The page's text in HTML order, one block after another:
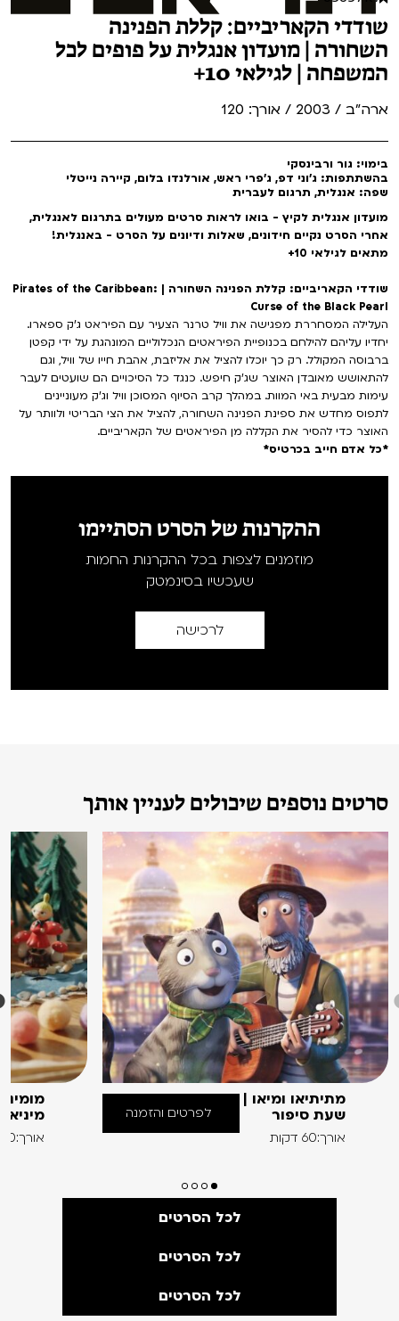
שודדי הקאריביים: קללת הפנינה
השחורה | מועדון אנגלית על פופים לכל
המשפחה | לגילאי 10+
ארה"ב / 2003 / אורך: 120
בימוי: גור ורבינסקי
בהשתתפות: ג'וני דפ, ג'פרי ראש, אורלנדו בלום, קיירה נייטלי
שפה: אנגלית, תרגום לעברית
מועדון אנגלית לקיץ - בואו לראות סרטים מעולים בתרגום לאנגלית,
אחרי הסרט נקיים חידונים, שאלות ודיונים על הסרט - באנגלית!
מתאים לגילאי 10+
שודדי הקאריביים: קללת הפנינה השחורה | Pirates of the Caribbean:
Curse of the Black Pearl
העלילה המסחררת מפגישה את וויל טרנר הצעיר עם הפיראט ג'ק ספארו.
יחדיו עליהם להילחם בכנופיית הפיראטים הנכלוליים המונהגת על ידי קפטן
ברבוסה המקולל. רק כך יוכלו להציל את אליזבת, אהבת חייו של וויל, וגם
להתאושש מאובדן האוצר שג'ק חיפש. כנגד כל הסיכויים הם שועטים לעבר
עימות מבעית באי המוות. במהלך קרב הסיוף המסוכן וויל וג'ק מעוניינים
לתפוס מחדש את ספינת הפנינה השחורה, להציל את הצי הבריטי ולוותר על
האוצר כדי להסיר את הקללה מן הפיראטים של הקאריביים.
*כל אדם חייב בכרטיס*
ההקרנות של הסרט הסתיימו
מוזמנים לצפות בכל ההקרנות החמות
שעכשיו בסינמטק
לרכישה
סרטים נוספים שיכולים לעניין אותך
מתיתיאו ומיאו |
שעת סיפור
אורך:60 דקות
לפרטים והזמנה
אורך:60 דקות
לכל הסרטים
לכל הסרטים
לכל הסרטים